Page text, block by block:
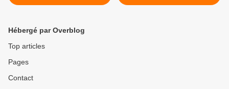
Hébergé par Overblog
Top articles
Pages
Contact